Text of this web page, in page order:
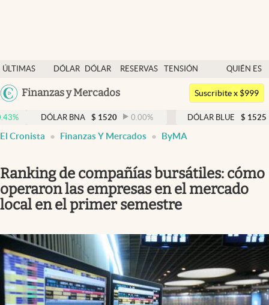
ÚLTIMAS
NOTICIAS
DÓLAR
DÓLAR
RESERVAS
TENSIÓN
GEOPOLÍTICA
QUIÉN ES
QUIÉN
Argentina
Uruguay
Finanzas y Mercados
Dólar
Members
Economía y Política
Finanzas y Mercados
Negocios
Columnistas
Apertura
Infotechnology
Clase
Suscribite x $999
DÓLAR BNA $ 1520 0.00% DÓLAR BLUE $ 1525 -0.33%
El Cronista Finanzas Y Mercados ByMA
Ranking de compañías bursátiles: cómo
operaron las empresas en el mercado
local en el primer semestre